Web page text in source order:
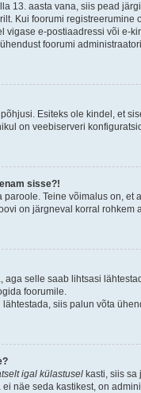
13. aasta vana, siis pead
Kui foorumi
vigase e-postiaadressi või e-
foorumi
Esiteks ole kindel, et
on veebiserveri
sisse?!
Teine võimalus on,
on järgneval korral rohkem
aga selle saab lihtsasi
foorumile.
siis palun võta
igal külastusel kasti, siis
näe seda kastikest, on